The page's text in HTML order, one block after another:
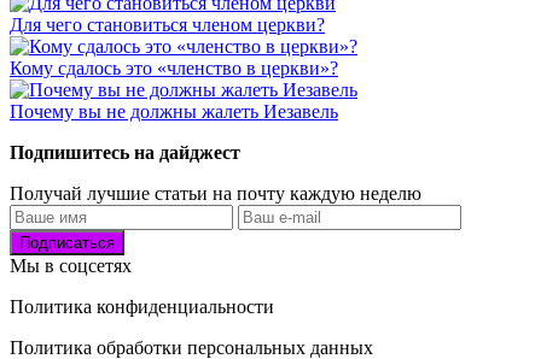
Для чего становиться членом церкви?
Кому сдалось это «членство в церкви»?
Почему вы не должны жалеть Иезавель
Подпишитесь на дайджест
Получай лучшие статьи на почту каждую неделю
Подписаться
Мы в соцсетях
Политика конфиденциальности
Политика обработки персональных данных